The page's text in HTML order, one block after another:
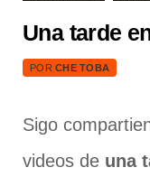
Una tarde
POR CHE TOBA
Sigo
videos de una